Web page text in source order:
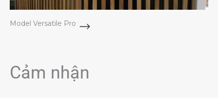
Model Versatile Pro
Cảm nhận